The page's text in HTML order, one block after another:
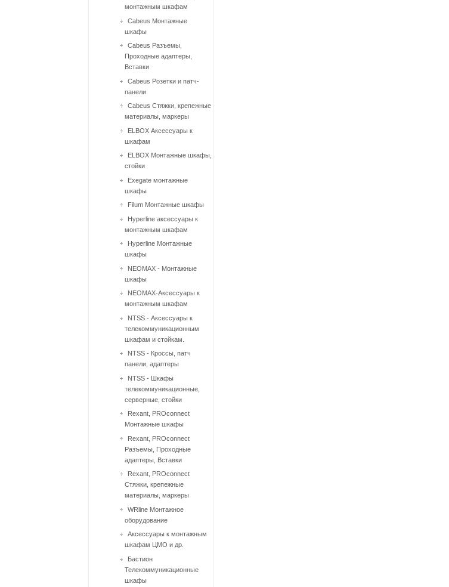
монтажным шкафам
Cabeus Монтажные
шкафы
Cabeus Разъемы,
Проходные адаптеры,
Вставки
Cabeus Розетки и патч-
панели
Cabeus Стяжки, крепежные
материалы, маркеры
ELBOX Аксессуары к
шкафам
ELBOX Монтажные шкафы,
стойки
Exegate монтажные
шкафы
Filum Монтажные шкафы
Hyperline аксессуары к
монтажным шкафам
Hyperline Монтажные
шкафы
NEOMAX - Монтажные
шкафы
NEOMAX-Аксессуары к
монтажным шкафам
NTSS - Аксессуары к
телекоммуникационным
шкафам и стойкам.
NTSS - Кроссы, патч
панели, адаптеры
NTSS - Шкафы
телекоммуникационные,
серверные, стойки
Rexant, PROconnect
Монтажные шкафы
Rexant, PROconnect
Разъемы, Проходные
адаптеры, Вставки
Rexant, PROconnect
Стяжки, крепежные
материалы, маркеры
WRline Монтажное
оборудование
Аксессуары к монтажным
шкафам ЦМО и др.
Бастион
Телекоммуникационные
шкафы